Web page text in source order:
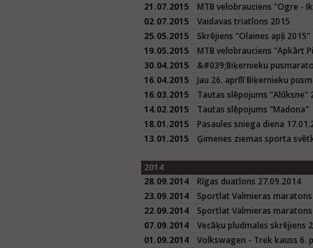
21.07.2015
MTB velobrauciens "Ogre -
02.07.2015
Vaidavas triatlons 2015
25.05.2015
Skrējiens "Olaines apļi 2015"
19.05.2015
MTB velobrauciens "Apkārt
30.04.2015
&#039;Biķernieku
16.04.2015
Jau 26. aprīlī Biķernieku
16.03.2015
Tautas slēpojums "Alūksne"
14.02.2015
Tautas slēpojums "Madona"
18.01.2015
Pasaules sniega diena
13.01.2015
Ģimenes ziemas sporta
2014
28.09.2014
Rīgas duatlons 27.09.2014
23.09.2014
Sportlat Valmieras
22.09.2014
Sportlat Valmieras
07.09.2014
Vecāķu pludmales skrējiens
01.09.2014
Volkswagen - Trek kauss 6.